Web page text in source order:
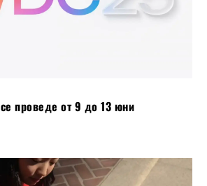
проведе от 9 до 13 юни